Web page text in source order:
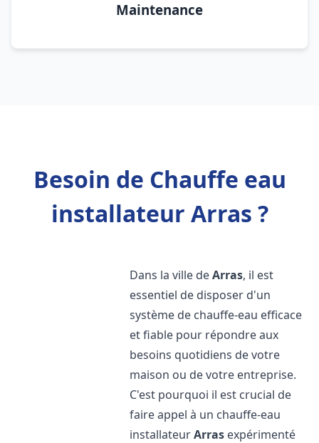
Maintenance
Besoin de Chauffe eau
installateur Arras ?
Dans la ville deArras, il est
essentiel de disposer d'un
système de chauffe-eau efficace
et fiable pour répondre aux
besoins quotidiens de votre
maison ou de votre entreprise.
C'est pourquoi il est crucial de
faire appel à un chauffe-eau
installateurArras expérimenté